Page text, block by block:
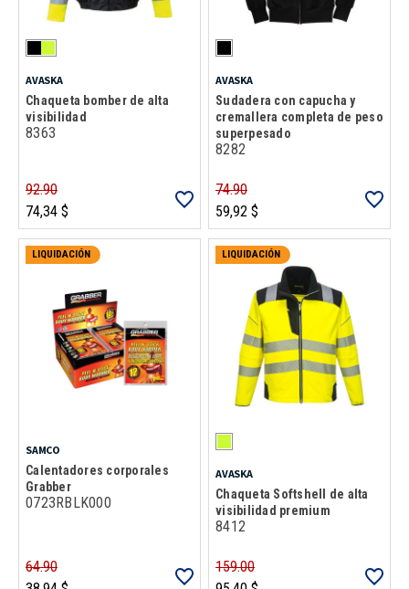
AVASKA
Chaqueta bomber de alta
visibilidad
8363
92.90
74,34 $
AVASKA
Sudadera con capucha y
cremallera completa de peso
superpesado
8282
74.90
59,92 $
LIQUIDACIÓN
SAMCO
Calentadores corporales
Grabber
0723RBLK000
64.90
LIQUIDACIÓN
AVASKA
Chaqueta Softshell de alta
visibilidad premium
8412
159.00